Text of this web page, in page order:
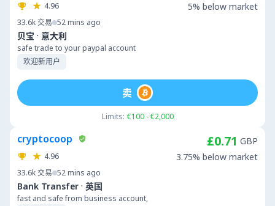
4.96
33.6k交易 52 mins ago
贝宝 · 意大利
safe trade to your paypal account
欢迎新用户
5% below market
Limits: €100 - €2,000
卖
cryptocoop
4.96
33.6k交易 52 mins ago
Bank Transfer · 英国
fast and safe from business account,
£0.71 GBP
3.75% below market